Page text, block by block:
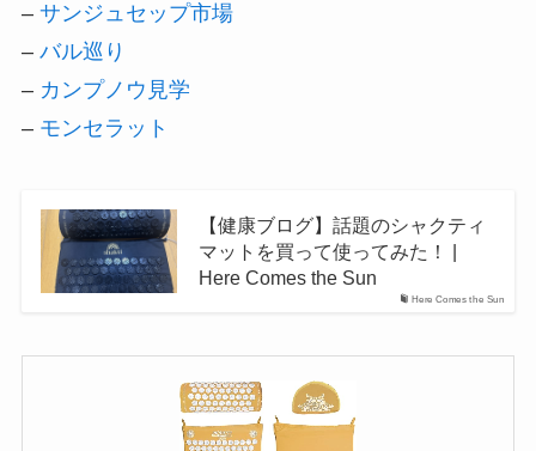
– サンジュセップ市場
– バル巡り
– カンプノウ見学
– モンセラット
Here Comes the Sun
【健康ブログ】話題のシャクティ
マットを買って使ってみた！ |
Here Comes the Sun